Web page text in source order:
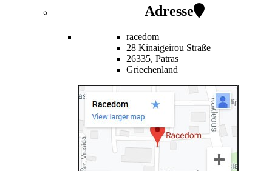
Adresse
racedom
28 Kinaigeirou Straße
26335, Patras
Griechenland